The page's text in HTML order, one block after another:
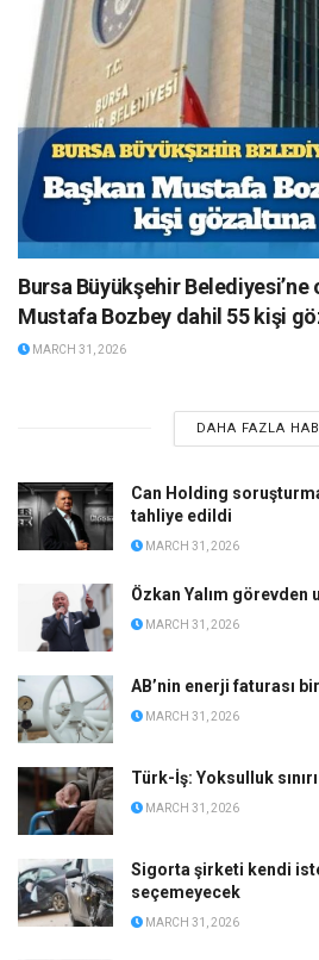
Bursa Büyükşehir Belediyesi’ne
Mustafa Bozbey dahil 55 kişi
MARCH 31, 2026
DAHA FAZLA
Can Holding
tahliye edildi
MARCH 31, 2026
Özkan Yalım görevden
MARCH 31, 2026
AB’nin enerji faturası
MARCH 31, 2026
Türk-İş: Yoksulluk
MARCH 31, 2026
Sigorta şirketi kendi
seçemeyecek
MARCH 31, 2026